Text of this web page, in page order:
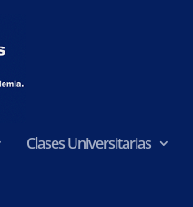
Clases Universitarias